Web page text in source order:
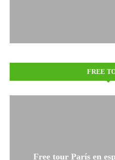
FREE
Free tour París en